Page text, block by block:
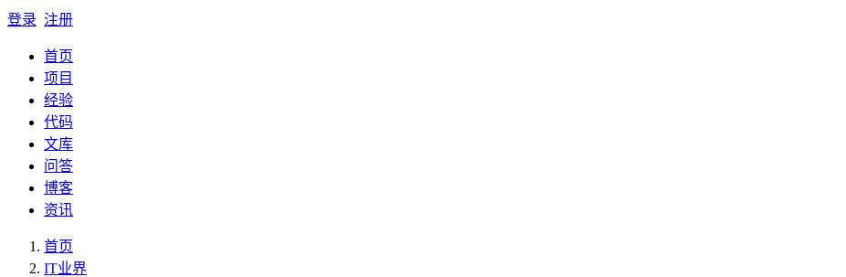
登录 注册
首页
项目
经验
代码
文库
问答
博客
资讯
首页
IT业界